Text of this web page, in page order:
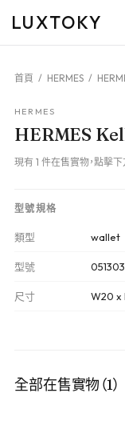
LUXTOKY
首頁 / HERMES /
HERMES
HERMES
現有 1 件在售實物，點擊
型號規格
類型 wallet
型號
尺寸 W20 x
全部在售實物（1）